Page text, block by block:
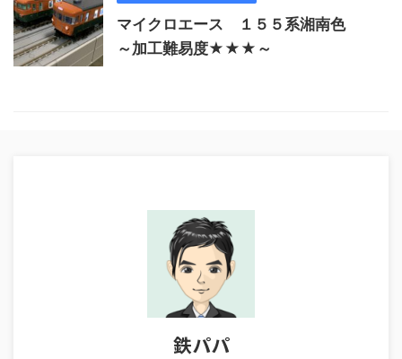
マイクロエース １５５系湘南色
～加工難易度★★★～
鉄パパ